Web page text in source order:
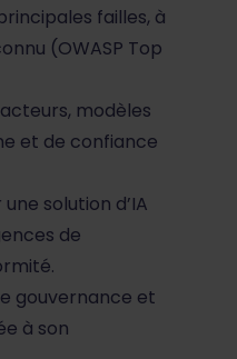
failles, à
(OWASP Top
modèles
et de confiance
solution d’IA
de
gouvernance et
à son